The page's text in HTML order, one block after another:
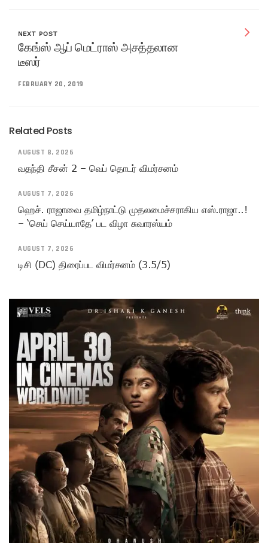
NEXT POST
கேங்ஸ் ஆப் மெட்ராஸ் அசத்தலான
டீஸர்
FEBRUARY 20, 2019
Related Posts
AUGUST 8, 2026
வதந்தி சீசன் 2 – வெப் தொடர் விமர்சனம்
AUGUST 7, 2026
ஹெச். ராஜாவை தமிழ்நாட்டு முதலமைச்சராகிய எஸ்.ராஜா..!
– ‘செய் செய்யாதே’ பட விழா சுவாரஸ்யம்
AUGUST 7, 2026
டிசி (DC) திரைப்பட விமர்சனம் (3.5/5)